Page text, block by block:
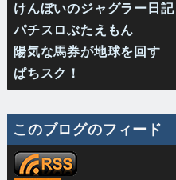
けんぼいのジャグラー日記
パチスロぶたえもん
陽気な馬券が地球を回す
ぱちスク！
このブログのフィード